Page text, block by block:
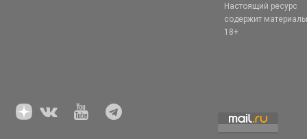
Настоящий ресурс
содержит
18+